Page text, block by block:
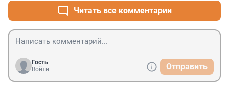
"Потому, что мать - это мать. Отец, мать - это мать, я
Читать все комментарии
Гость
Войти
Отправить